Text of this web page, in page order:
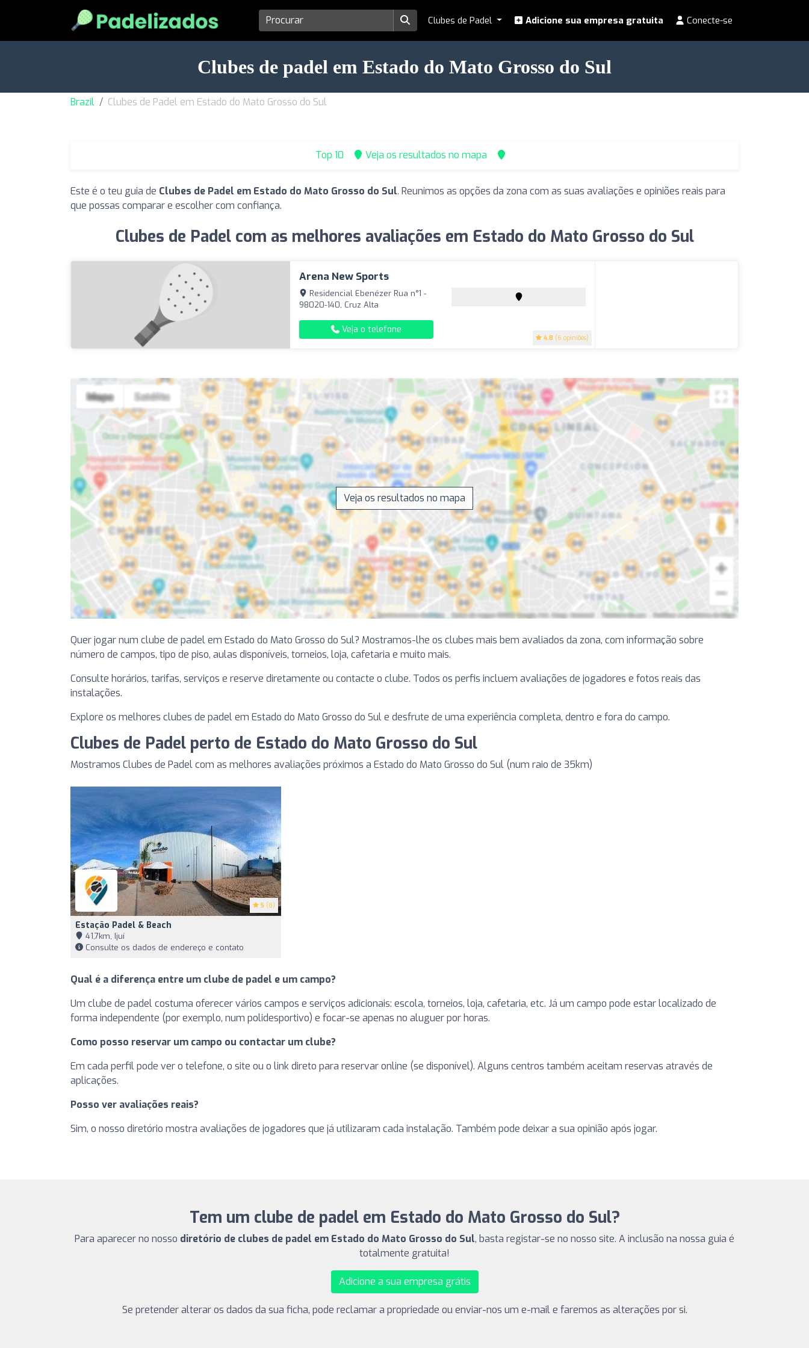
Clubes de Padel Adicione sua empresa gratuita Conecte-se
Clubes de padel em Estado do Mato Grosso do Sul
Brazil Clubes de Padel em Estado do Mato Grosso do Sul
Top 10 Veja os resultados no mapa
Este é o teu guia de Clubes de Padel em Estado do Mato Grosso do Sul. Reunimos as opções da zona com as suas avaliações e opiniões reais para
que possas comparar e escolher com confiança.
Clubes de Padel com as melhores avaliações em Estado do Mato Grosso do Sul
Arena New Sports
4.8 (6 opiniões)
Residencial Ebenézer Rua n°1 -
98020-140, Cruz Alta
Veja o telefone
Veja os resultados no mapa
Quer jogar num clube de padel em Estado do Mato Grosso do Sul? Mostramos-lhe os clubes mais bem avaliados da zona, com informação sobre
número de campos, tipo de piso, aulas disponíveis, torneios, loja, cafetaria e muito mais.
Consulte horários, tarifas, serviços e reserve diretamente ou contacte o clube. Todos os perfis incluem avaliações de jogadores e fotos reais das
instalações.
Explore os melhores clubes de padel em Estado do Mato Grosso do Sul e desfrute de uma experiência completa, dentro e fora do campo.
Clubes de Padel perto de Estado do Mato Grosso do Sul
Mostramos Clubes de Padel com as melhores avaliações próximos a Estado do Mato Grosso do Sul (num raio de 35km)
5 (8)
Estação Padel & Beach
41,7km, Ijuí
Consulte os dados de endereço e contato
Qual é a diferença entre um clube de padel e um campo?
Um clube de padel costuma oferecer vários campos e serviços adicionais: escola, torneios, loja, cafetaria, etc. Já um campo pode estar localizado de
forma independente (por exemplo, num polidesportivo) e focar-se apenas no aluguer por horas.
Como posso reservar um campo ou contactar um clube?
Em cada perfil pode ver o telefone, o site ou o link direto para reservar online (se disponível). Alguns centros também aceitam reservas através de
aplicações.
Posso ver avaliações reais?
Sim, o nosso diretório mostra avaliações de jogadores que já utilizaram cada instalação. Também pode deixar a sua opinião após jogar.
Tem um clube de padel em Estado do Mato Grosso do Sul?
Para aparecer no nosso diretório de clubes de padel em Estado do Mato Grosso do Sul, basta registar-se no nosso site. A inclusão na nossa guia é
totalmente gratuita!
Adicione a sua empresa grátis
Se pretender alterar os dados da sua ficha, pode reclamar a propriedade ou enviar-nos um e-mail e faremos as alterações por si.